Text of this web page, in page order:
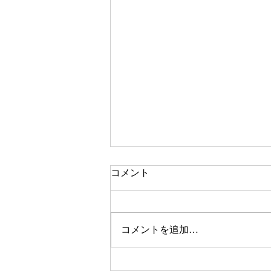
【商品紹介】Piglet (ピグレッ
コメント
コメントを追加…